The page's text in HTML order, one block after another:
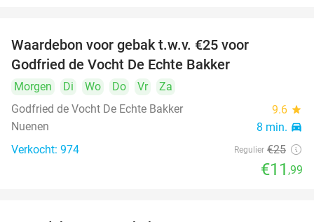
Waardebon voor gebak t.w.v. €25 voor
Godfried de Vocht De Echte Bakker
Morgen Di Wo Do Vr
Za
Godfried de Vocht De Echte Bakker
9.6 star
Nuenen 8 min. directions_car
Verkocht: 974 Regulier €25
€11 ,99